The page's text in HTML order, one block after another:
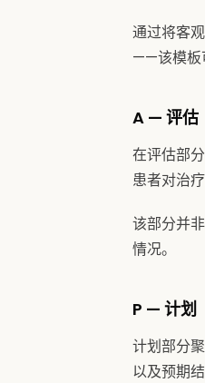
通过将客
——该模板
A — 评估
在评估部
患者对治疗
该部分并
情况。
P — 计划
计划部分
以及预期结